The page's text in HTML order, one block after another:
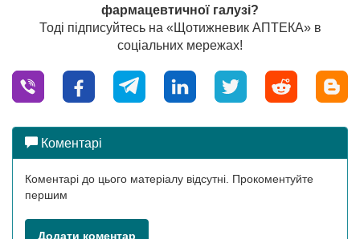
фармацевтичної галузі?
Тоді підписуйтесь на «Щотижневик АПТЕКА» в
соціальних мережах!
Коментарі
Коментарі до цього матеріалу відсутні. Прокоментуйте
першим
Додати коментар